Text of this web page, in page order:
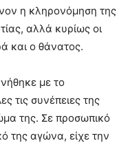
η κληρονόμηση της
αλλά κυρίως οι
και ο θάνατος.
με το
τις συνέπειες της
της. Σε προσωπικό
της αγώνα, είχε την